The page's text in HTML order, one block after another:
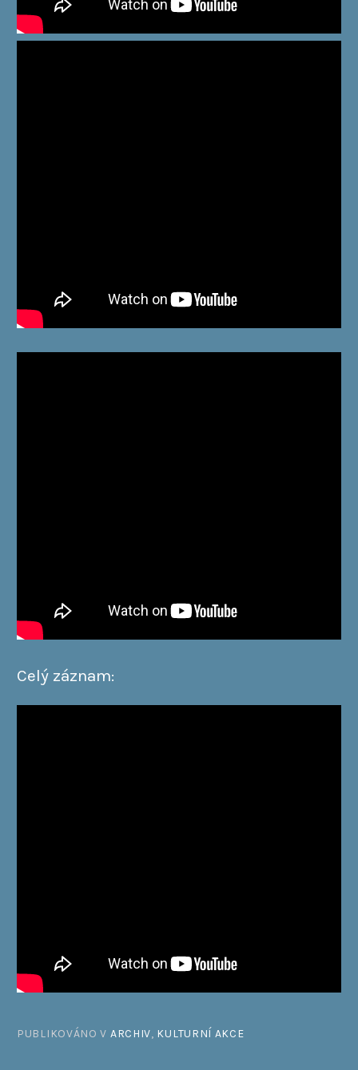
Celý záznam:
PUBLIKOVÁNO V ARCHIV, KULTURNÍ AKCE